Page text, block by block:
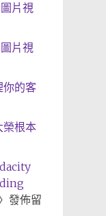
片視
片視
你的客
榮根本
發佈留